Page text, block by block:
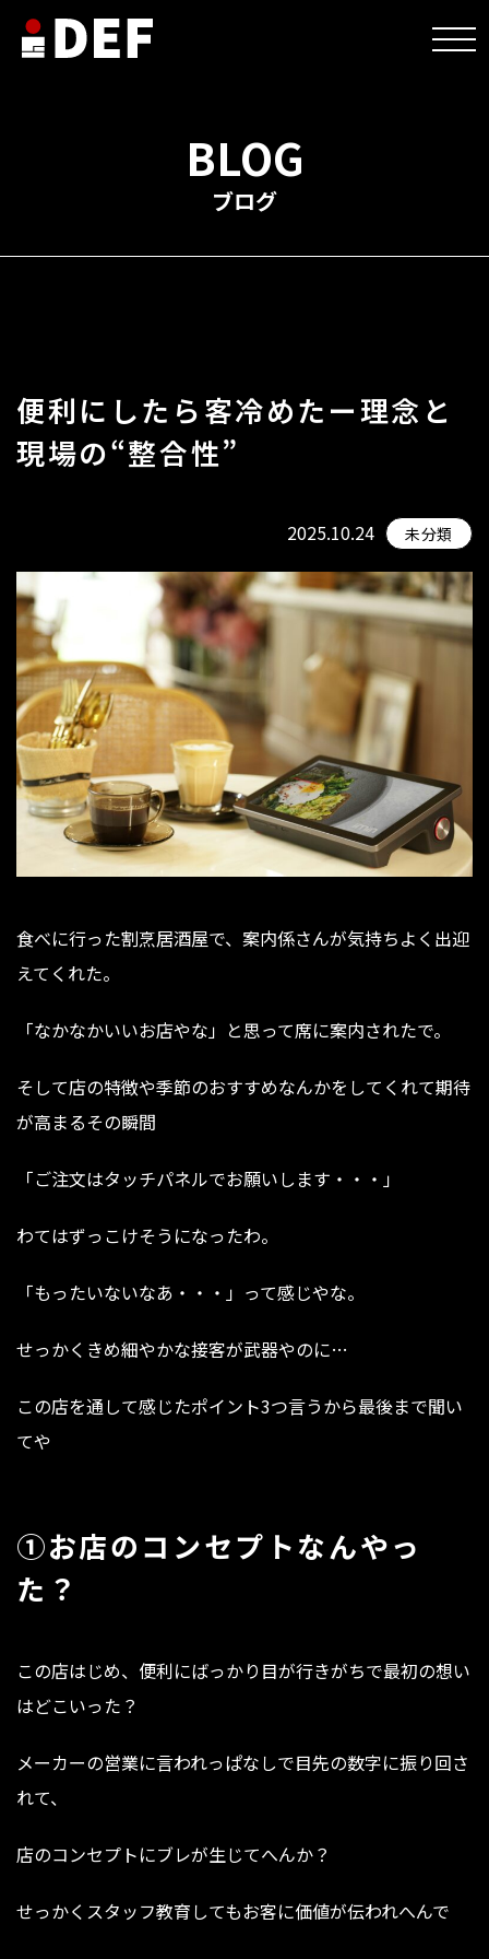
便利にしたら客冷めたー理念と現場の“整合性”
BLOG
ブログ
便利にしたら客冷めたー理念と
現場の“整合性”
2025.10.24 未分類
食べに行った割烹居酒屋で、案内係さんが気持ちよく出迎
えてくれた。
「なかなかいいお店やな」と思って席に案内されたで。
そして店の特徴や季節のおすすめなんかをしてくれて期待
が高まるその瞬間
「ご注文はタッチパネルでお願いします・・・」
わてはずっこけそうになったわ。
「もったいないなあ・・・」って感じやな。
せっかくきめ細やかな接客が武器やのに…
この店を通して感じたポイント3つ言うから最後まで聞い
てや
①お店のコンセプトなんやっ
た？
この店はじめ、便利にばっかり目が行きがちで最初の想い
はどこいった？
メーカーの営業に言われっぱなしで目先の数字に振り回さ
れて、
店のコンセプトにブレが生じてへんか？
せっかくスタッフ教育してもお客に価値が伝われへんで